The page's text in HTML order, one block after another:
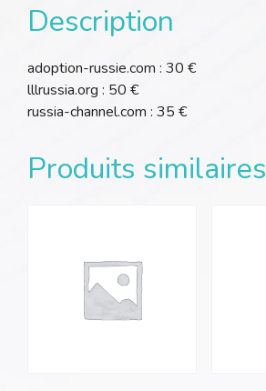
Description
adoption-russie.com : 30 €
lllrussia.org : 50 €
russia-channel.com : 35 €
Produits similaires